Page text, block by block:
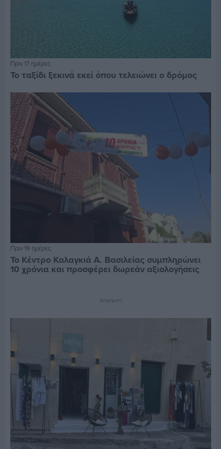
Πριν 17 ημέρες
Το ταξίδι ξεκινά εκεί όπου τελειώνει ο δρόμος
Πριν 19 ημέρες
Το Κέντρο Καλαγκιά Α. Βασιλείας συμπληρώνει
10 χρόνια και προσφέρει δωρεάν αξιολογήσεις
Διαφήμιση